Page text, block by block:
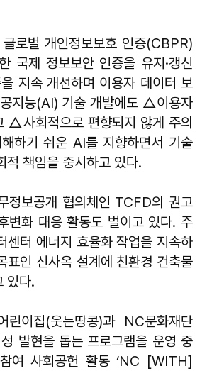
로벌 개인정보보호 인증(CBPR)
국제 정보보안 인증을 유지·갱신
지속 개선하며 이용자 데이터 보
지능(AI) 기술 개발에도 △이용자
△사회적으로 편향되지 않게 주의
하기 쉬운 AI를 지향하면서 기술
적 책임을 중시하고 있다.
정보공개 협의체인 TCFD의 권고
변화 대응 활동도 벌이고 있다. 주
센터 에너지 효율화 작업을 지속하
인 신사옥 설계에 친환경 건축물
있다.
린이집(웃는땅콩)과 NC문화재단
발현을 돕는 프로그램을 운영 중
여 사회공헌 활동 ‘NC [WITH]